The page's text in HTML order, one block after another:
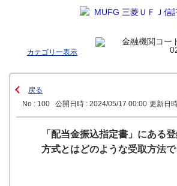
カテゴリー表示
戻る
No : 100
公開日時 : 2024/05/17 00:00 更新日
「配当金振込指定書」にある
方式とはどのような受取方法